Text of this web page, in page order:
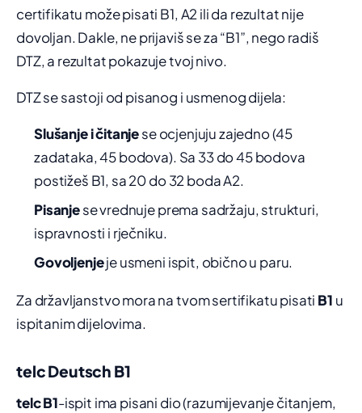
certifikatu može pisati B1, A2 ili da rezultat nije
dovoljan. Dakle, ne prijaviš se za “B1”, nego radiš
DTZ, a rezultat pokazuje tvoj nivo.
DTZ se sastoji od pisanog i usmenog dijela:
Slušanje i čitanjese ocjenjuju zajedno (45
zadataka, 45 bodova). Sa 33 do 45 bodova
postižeš B1, sa 20 do 32 boda A2.
Pisanjese vrednuje prema sadržaju, strukturi,
ispravnosti i rječniku.
Govoljenjeje usmeni ispit, obično u paru.
Za državljanstvo mora na tvom sertifikatu pisati B1 u
ispitanim dijelovima.
telc Deutsch B1
telc B1-ispit ima pisani dio (razumijevanje čitanjem,